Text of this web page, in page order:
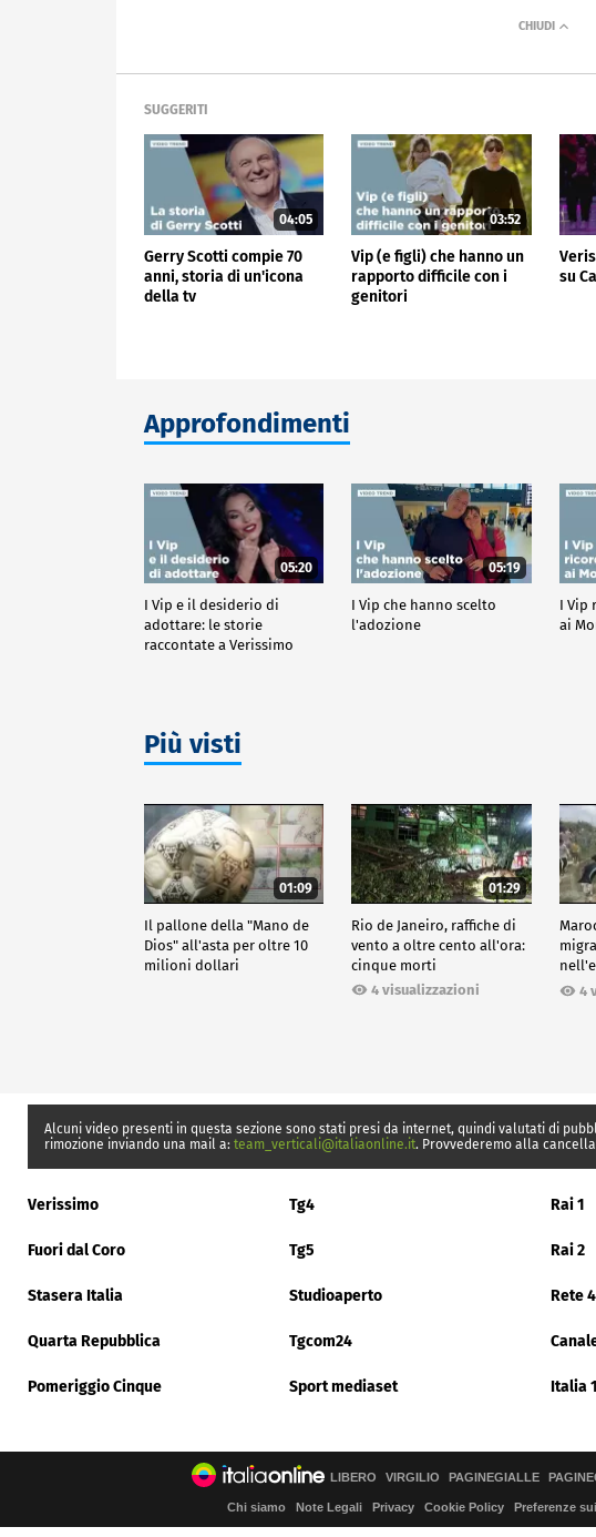
SUGGERITI
04:05
Gerry Scotti compie 70
anni, storia di un'icona
della tv
03:52
Vip (e figli) che hanno un
rapporto difficile con i
genitori
su
Approfondimenti
05:20
I Vip e il desiderio di
adottare: le storie
raccontate a Verissimo
05:19
I Vip che hanno scelto
l'adozione
I Vip
ai
Più visti
01:09
Il pallone della "Mano de
Dios" all'asta per oltre 10
milioni dollari
01:29
Rio de Janeiro, raffiche di
vento a oltre cento all'ora:
cinque morti
4 visualizzazioni
Ceuta
4
Alcuni video presenti in questa sezione sono stati presi da internet, quindi valutati di
rimozione inviando una mail a: team_verticali@italiaonline.it. Provvederemo alla
Verissimo Tg4 Rai 1
Fuori dal Coro Tg5 Rai 2
Stasera Italia Studioaperto Rete 4
Quarta Repubblica Tgcom24
Pomeriggio Cinque Sport mediaset Italia 1
LIBERO VIRGILIO PAGINEGIALLE
Chi siamo Note Legali Privacy Cookie Policy Preferenze